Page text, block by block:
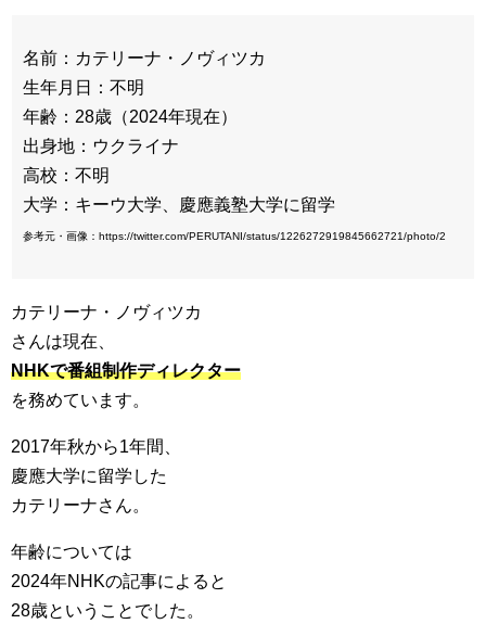
名前：カテリーナ・ノヴィツカ
生年月日：不明
年齢：28歳（2024年現在）
出身地：ウクライナ
高校：不明
大学：キーウ大学、慶應義塾大学に留学
参考元・画像：https://twitter.com/PERUTANI/status/1226272919845662721/photo/2
カテリーナ・ノヴィツカ
さんは現在、
NHKで番組制作ディレクター
を務めています。
2017年秋から1年間、
慶應大学に留学した
カテリーナさん。
年齢については
2024年NHKの記事によると
28歳ということでした。